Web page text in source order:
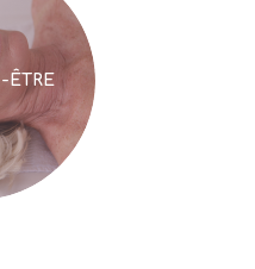
ÊTRE